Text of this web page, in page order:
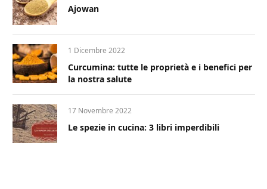
Ajowan
1 Dicembre 2022
Curcumina: tutte le proprietà e i benefici per
la nostra salute
17 Novembre 2022
Le spezie in cucina: 3 libri imperdibili